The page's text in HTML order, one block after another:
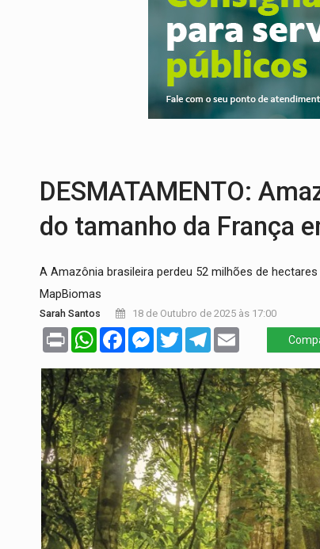
PREVISÃO: Interior de Rondônia
INFRAESTRUTURA:Após quase 30
Coreografia de Rondônia
ELEIÇÕES 2026:Sgt. Mouza
DESMATAMENTO:
do tamanho da França
A Amazônia brasileira perdeu 52 milhões de
MapBiomas
Sarah Santos 18 de Outubro de 2025 às 17:00
Print WhatsAppFacebookMessenger
TwitterTelegram